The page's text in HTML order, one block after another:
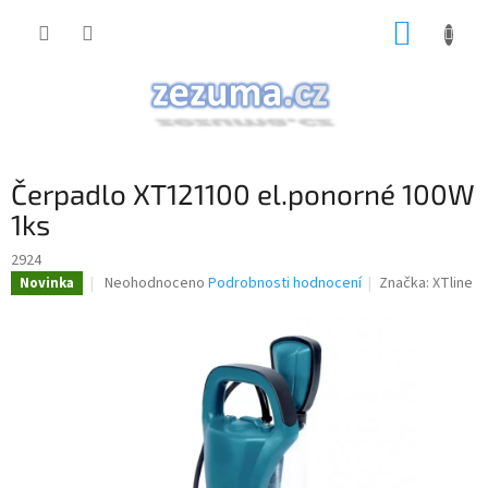
Čerpadlo XT121100 el.ponorné 100W
1ks
2924
Novinka
Průměrné
Neohodnoceno Podrobnosti hodnocení Značka:XTline